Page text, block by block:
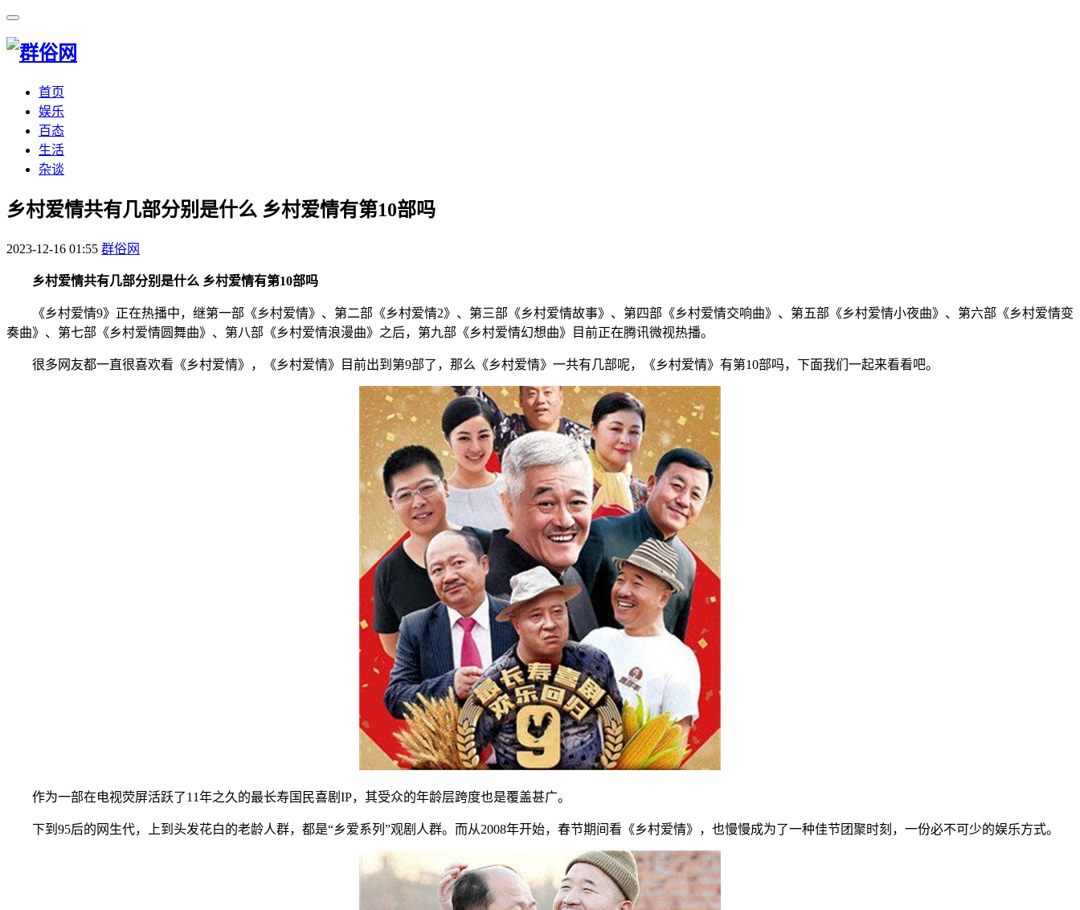
首页
娱乐
百态
生活
杂谈
​乡村爱情共有几部分别是什么 乡村爱情有第10部吗
2023-12-16 01:55 群俗网
乡村爱情共有几部分别是什么 乡村爱情有第10部吗
《乡村爱情9》正在热播中，继第一部《乡村爱情》、第二部《乡村爱情2》、第三部《乡村爱情故事》、第四部《乡村爱情交响曲》、第五部《乡村爱情小夜曲》、第六部《乡村爱情变
奏曲》、第七部《乡村爱情圆舞曲》、第八部《乡村爱情浪漫曲》之后，第九部《乡村爱情幻想曲》目前正在腾讯微视热播。
很多网友都一直很喜欢看《乡村爱情》，《乡村爱情》目前出到第9部了，那么《乡村爱情》一共有几部呢，《乡村爱情》有第10部吗，下面我们一起来看看吧。
作为一部在电视荧屏活跃了11年之久的最长寿国民喜剧IP，其受众的年龄层跨度也是覆盖甚广。
下到95后的网生代，上到头发花白的老龄人群，都是“乡爱系列”观剧人群。而从2008年开始，春节期间看《乡村爱情》，也慢慢成为了一种佳节团聚时刻，一份必不可少的娱乐方式。